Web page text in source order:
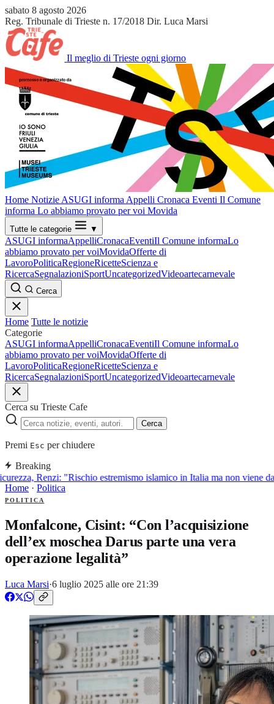
sabato 8 agosto 2026
Reg. Tribunale di Trieste n. 17/2018 Dir. Luca Marsi
Il meglio di Trieste ogni giorno
Home Notizie ASUGI informa Appelli Cronaca Eventi Il Comune
informa Lo abbiamo provato per voi Movida
Tutte le categorie ▼
ASUGI informaAppelliCronacaEventiIl Comune informaLo
abbiamo provato per voiMovidaOfferte di
LavoroPoliticaRegioneRicetteScienza e
RicercaSegnalazioniSportUncategorizedVideoartecarnevale
Cerca
Home Tutte le notizie
Categorie
ASUGI informaAppelliCronacaEventiIl Comune informaLo
abbiamo provato per voiMovidaOfferte di
LavoroPoliticaRegioneRicetteScienza e
RicercaSegnalazioniSportUncategorizedVideoartecarnevale
Cerca su Trieste Cafe
Cerca
Premi Esc per chiudere
Breaking
Renzi: "Rischio estremismo islamico in Italia ma non viene
Home · Politica
POLITICA
Monfalcone, Cisint: “Con l’acquisizione
dell’ex moschea Darus parte una vera
operazione legalità”
Luca Marsi·6 luglio 2025 alle ore 21:39